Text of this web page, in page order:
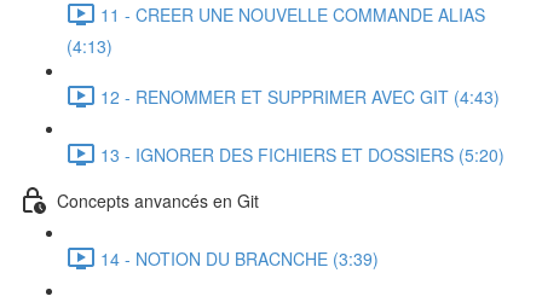
11 - CREER UNE NOUVELLE COMMANDE ALIAS
(4:13)
12 - RENOMMER ET SUPPRIMER AVEC GIT (4:43)
13 - IGNORER DES FICHIERS ET DOSSIERS (5:20)
Concepts anvancés en Git
14 - NOTION DU BRACNCHE (3:39)